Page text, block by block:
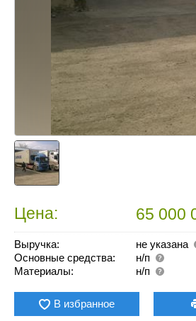
Цена: 65 000
Выручка:
не указана
Основные средства:
н/п
Материалы:
н/п
В избранное